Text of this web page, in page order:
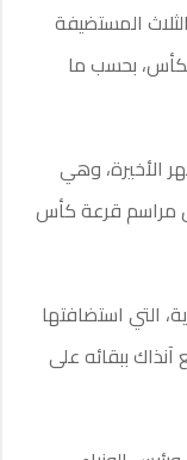
المستضيفة
بحسب ما
الأخيرة، وهي
مراسم قرعة كأس
التي استضافتها
المتبع آنذاك ببقائه على